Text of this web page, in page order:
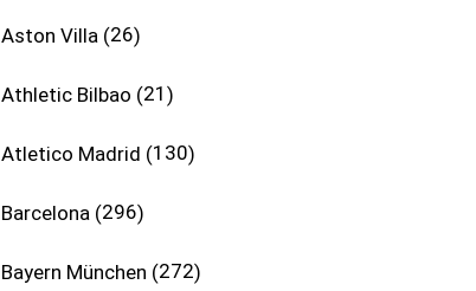
Aston Villa 26
Athletic Bilbao 21
Atletico Madrid 130
Barcelona 296
Bayern München 272